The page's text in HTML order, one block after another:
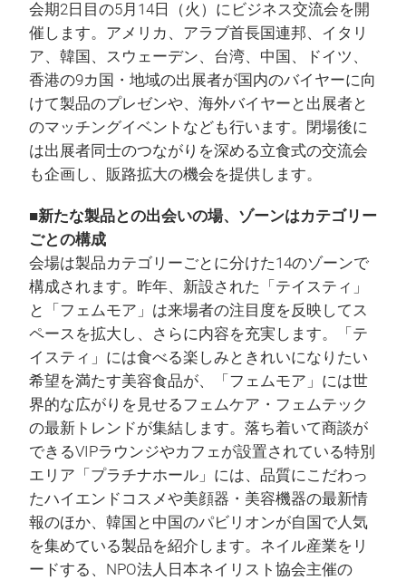
会期2日目の5月14日（火）にビジネス交流会を開
催します。アメリカ、アラブ首長国連邦、イタリ
ア、韓国、スウェーデン、台湾、中国、ドイツ、
香港の9カ国・地域の出展者が国内のバイヤーに向
けて製品のプレゼンや、海外バイヤーと出展者と
のマッチングイベントなども行います。閉場後に
は出展者同士のつながりを深める立食式の交流会
も企画し、販路拡大の機会を提供します。
■新たな製品との出会いの場、ゾーンはカテゴリー
ごとの構成
会場は製品カテゴリーごとに分けた14のゾーンで
構成されます。昨年、新設された「テイスティ」
と「フェムモア」は来場者の注目度を反映してス
ペースを拡大し、さらに内容を充実します。「テ
イスティ」には食べる楽しみときれいになりたい
希望を満たす美容食品が、「フェムモア」には世
界的な広がりを見せるフェムケア・フェムテック
の最新トレンドが集結します。落ち着いて商談が
できるVIPラウンジやカフェが設置されている特別
エリア「プラチナホール」には、品質にこだわっ
たハイエンドコスメや美顔器・美容機器の最新情
報のほか、韓国と中国のパビリオンが自国で人気
を集めている製品を紹介します。ネイル産業をリ
ードする、NPO法人日本ネイリスト協会主催の